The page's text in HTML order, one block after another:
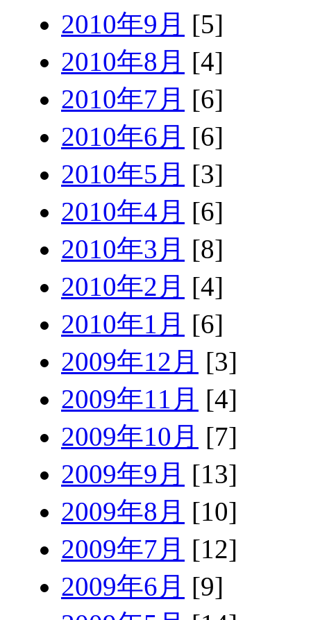
2010年9月 [5]
2010年8月 [4]
2010年7月 [6]
2010年6月 [6]
2010年5月 [3]
2010年4月 [6]
2010年3月 [8]
2010年2月 [4]
2010年1月 [6]
2009年12月 [3]
2009年11月 [4]
2009年10月 [7]
2009年9月 [13]
2009年8月 [10]
2009年7月 [12]
2009年6月 [9]